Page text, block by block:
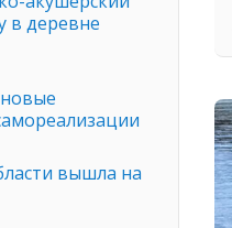
в деревне
вышла на